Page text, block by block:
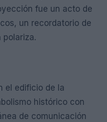
fue un acto de
un recordatorio de
polariza.
el edificio de la
histórico con
de comunicación